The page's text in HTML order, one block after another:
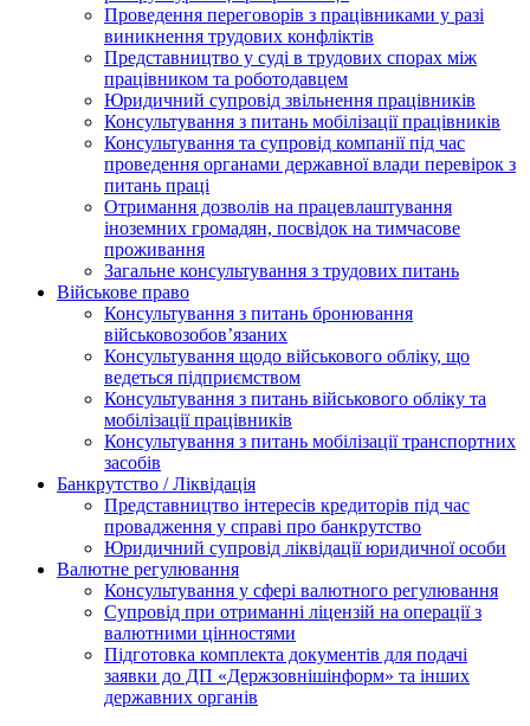
Проведення переговорів з працівниками у разі
виникнення трудових конфліктів
Представництво у суді в трудових спорах між
працівником та роботодавцем
Юридичний супровід звільнення працівників
Консультування з питань мобілізації працівників
Консультування та супровід компанії під час
проведення органами державної влади перевірок з
питань праці
Отримання дозволів на працевлаштування
іноземних громадян, посвідок на тимчасове
проживання
Загальне консультування з трудових питань
Військове право
Консультування з питань бронювання
військовозобов’язаних
Консультування щодо військового обліку, що
ведеться підприємством
Консультування з питань військового обліку та
мобілізації працівників
Консультування з питань мобілізації транспортних
засобів
Банкрутство / Ліквідація
Представництво інтересів кредиторів під час
провадження у справі про банкрутство
Юридичний супровід ліквідації юридичної особи
Валютне регулювання
Консультування у сфері валютного регулювання
Супровід при отриманні ліцензій на операції з
валютними цінностями
Підготовка комплекта документів для подачі
заявки до ДП «Держзовнішінформ» та інших
державних органів